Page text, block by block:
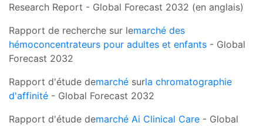
Research Report - Global Forecast 2032 (en anglais)
Rapport de recherche sur lemarché des
hémoconcentrateurs pour adultes et enfants - Global
Forecast 2032
Rapport d'étude demarché surla chromatographie
d'affinité - Global Forecast 2032
Rapport d'étude demarché Ai Clinical Care - Global